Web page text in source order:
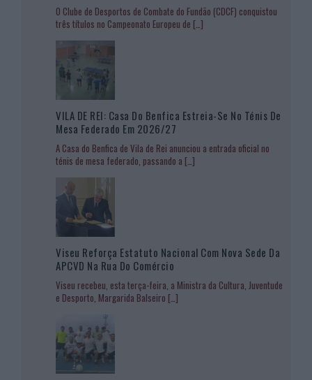
O Clube de Desportos de Combate do Fundão (CDCF) conquistou
três títulos no Campeonato Europeu de […]
VILA DE REI: Casa Do Benfica Estreia-Se No Ténis De
Mesa Federado Em 2026/27
A Casa do Benfica de Vila de Rei anunciou a entrada oficial no
ténis de mesa federado, passando a […]
Viseu Reforça Estatuto Nacional Com Nova Sede Da
APCVD Na Rua Do Comércio
Viseu recebeu, esta terça-feira, a Ministra da Cultura, Juventude
e Desporto, Margarida Balseiro […]